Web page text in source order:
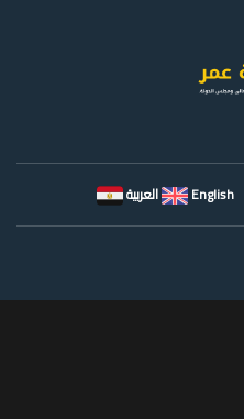
English